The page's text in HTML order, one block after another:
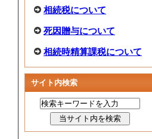
相続税について
死因贈与について
相続時精算課税について
サイト内検索